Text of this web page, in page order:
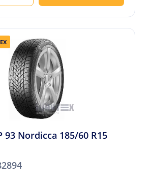
93 Nordicca 185/60 R15